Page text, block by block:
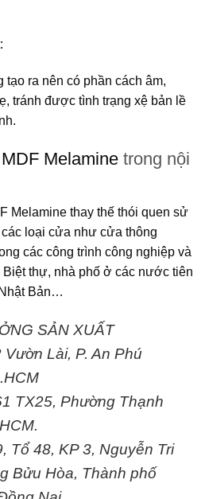
:
ra nên có phần cách âm,
tránh được tình trạng xệ bản lề
Melamine trong nội
Melamine thay thế thói quen sử
loại cửa như cửa thông
các công trình công nghiệp và
thự, nhà phố ở các nước tiên
Bản…
SẢN XUẤT
Vườn Lài, P. An Phú
TX25, Phường Thạnh
Tổ 48, KP 3, Nguyễn Tri
Bửu Hòa, Thành phố